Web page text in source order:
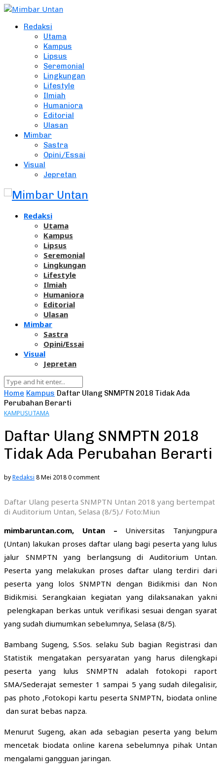
Redaksi
Utama
Kampus
Lipsus
Seremonial
Lingkungan
Lifestyle
Ilmiah
Humaniora
Editorial
Ulasan
Mimbar
Sastra
Opini/Essai
Visual
Jepretan
Redaksi
Utama
Kampus
Lipsus
Seremonial
Lingkungan
Lifestyle
Ilmiah
Humaniora
Editorial
Ulasan
Mimbar
Sastra
Opini/Essai
Visual
Jepretan
Home Kampus Daftar Ulang SNMPTN 2018 Tidak Ada
Perubahan Berarti
KAMPUSUTAMA
Daftar Ulang SNMPTN 2018
Tidak Ada Perubahan Berarti
byRedaksi 8 Mei 20180 comment
Daftar Ulang peserta SNMPTN Untan 2018 yang bertempat
di Auditorium Untan, Selasa (8/5)./ Foto:Miun
mimbaruntan.com, Untan – Universitas Tanjungpura
(Untan) lakukan proses daftar ulang bagi peserta yang lulus
jalur SNMPTN yang berlangsung di Auditorium Untan.
Peserta yang melakukan proses daftar ulang terdiri dari
peserta yang lolos SNMPTN dengan Bidikmisi dan Non
Bidikmisi. Serangkaian kegiatan yang dilaksanakan yakni
pelengkapan berkas untuk verifikasi sesuai dengan syarat
yang sudah diumumkan sebelumnya, Selasa (8/5).
Bambang Sugeng, S.Sos. selaku Sub bagian Registrasi dan
Statistik mengatakan persyaratan yang harus dilengkapi
peserta yang lulus SNMPTN adalah fotokopi raport
SMA/Sederajat semester 1 sampai 5 yang sudah dilegalisir,
pas photo ,Fotokopi kartu peserta SNMPTN, biodata online
dan surat bebas napza.
Menurut Sugeng, akan ada sebagian peserta yang belum
mencetak biodata online karena sebelumnya pihak Untan
mengalami gangguan jaringan.